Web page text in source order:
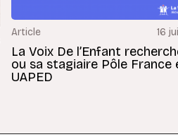
Article 16
La Voix De l’Enfant
ou sa stagiaire Pôle France
UAPED